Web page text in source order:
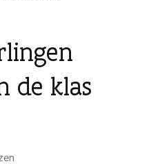
de klas